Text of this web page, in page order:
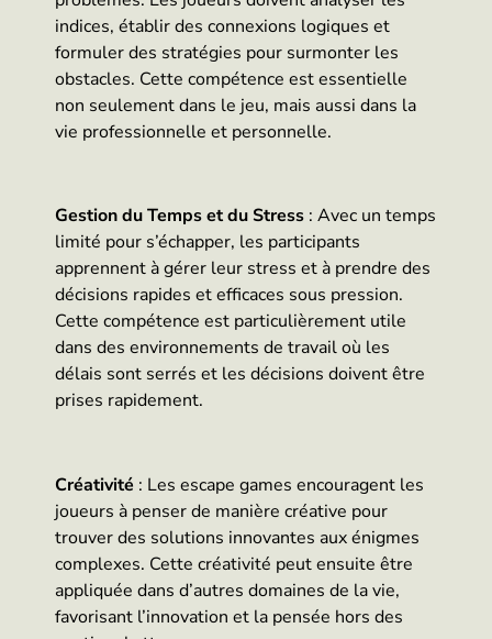
indices, établir des connexions logiques et
formuler des stratégies pour surmonter les
obstacles. Cette compétence est essentielle
non seulement dans le jeu, mais aussi dans la
vie professionnelle et personnelle.
Gestion du Temps et du Stress : Avec un temps
limité pour s’échapper, les participants
apprennent à gérer leur stress et à prendre des
décisions rapides et efficaces sous pression.
Cette compétence est particulièrement utile
dans des environnements de travail où les
délais sont serrés et les décisions doivent être
prises rapidement.
Créativité : Les escape games encouragent les
joueurs à penser de manière créative pour
trouver des solutions innovantes aux énigmes
complexes. Cette créativité peut ensuite être
appliquée dans d’autres domaines de la vie,
favorisant l’innovation et la pensée hors des